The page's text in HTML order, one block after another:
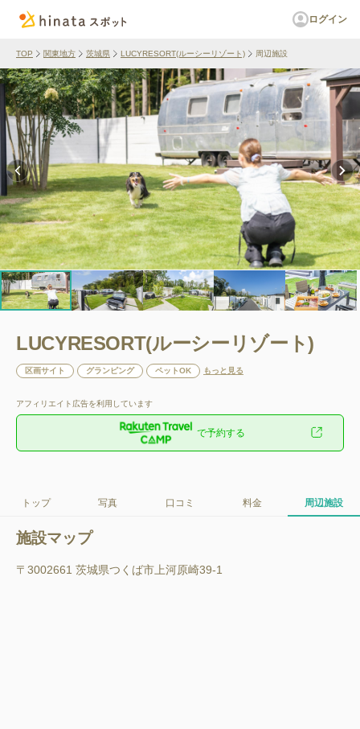
ログイン
TOP 関東地方 茨城県 LUCYRESORT(ルーシーリゾート) 周辺施設
LUCYRESORT(ルーシーリゾート)
区画サイト グランピング ペットOK もっと見る
アフィリエイト広告を利用しています
で予約する
トップ 写真 口コミ 料金 周辺施設
施設マップ
〒3002661 茨城県つくば市上河原崎39-1